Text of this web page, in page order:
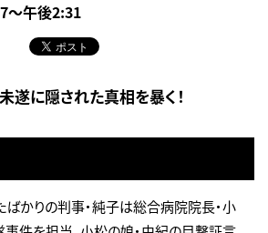
～午後2:31
遂に隠された真相を暴く！
かりの判事・純子は総合病院院長・小